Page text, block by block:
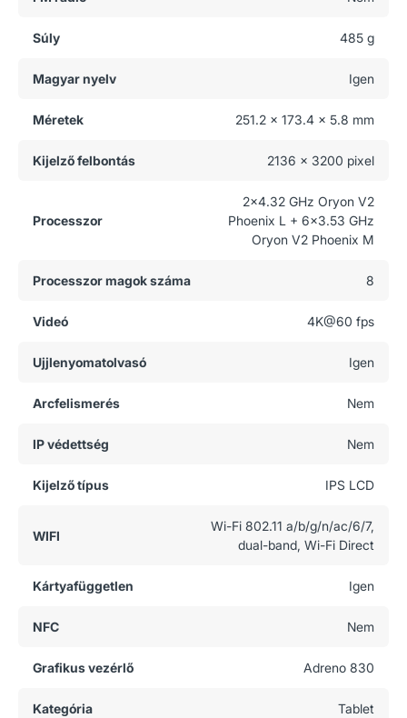
Súly 485 g
Magyar nyelv Igen
Méretek 251.2 x 173.4 x 5.8 mm
Kijelző felbontás 2136 x 3200 pixel
Processzor
2x4.32 GHz Oryon V2
Phoenix L + 6x3.53 GHz
Oryon V2 Phoenix M
Processzor magok száma 8
Videó 4K@60 fps
Ujjlenyomatolvasó Igen
Arcfelismerés Nem
IP védettség Nem
Kijelző típus IPS LCD
WIFI
Wi-Fi 802.11 a/b/g/n/ac/6/7,
dual-band, Wi-Fi Direct
Kártyafüggetlen Igen
NFC Nem
Grafikus vezérlő Adreno 830
Kategória Tablet